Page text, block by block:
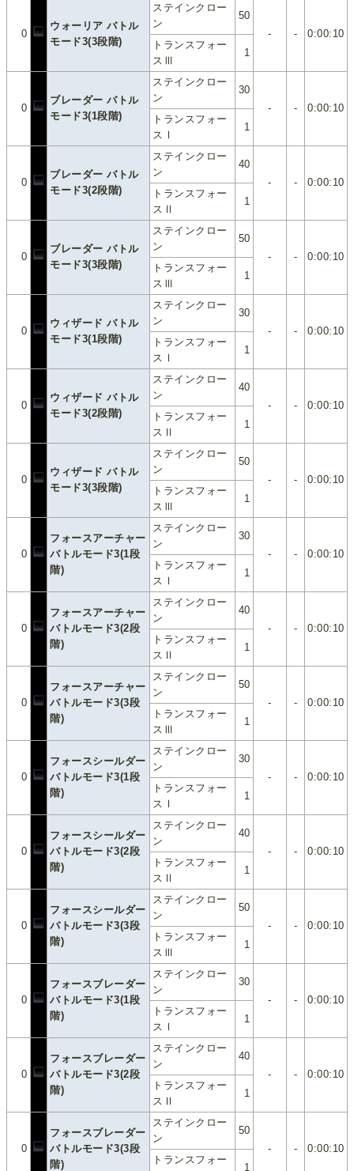
0
ウォーリア バトル
モード3(3段階)
ステインクロー
ン
50
-
-
0:00:10
トランスフォー
スⅢ
1
0
ブレーダー バトル
モード3(1段階)
ステインクロー
ン
30
-
-
0:00:10
トランスフォー
スⅠ
1
0
ブレーダー バトル
モード3(2段階)
ステインクロー
ン
40
-
-
0:00:10
トランスフォー
スⅡ
1
0
ブレーダー バトル
モード3(3段階)
ステインクロー
ン
50
-
-
0:00:10
トランスフォー
スⅢ
1
0
ウィザード バトル
モード3(1段階)
ステインクロー
ン
30
-
-
0:00:10
トランスフォー
スⅠ
1
0
ウィザード バトル
モード3(2段階)
ステインクロー
ン
40
-
-
0:00:10
トランスフォー
スⅡ
1
0
ウィザード バトル
モード3(3段階)
ステインクロー
ン
50
-
-
0:00:10
トランスフォー
スⅢ
1
0
フォースアーチャー
バトルモード3(1段
階)
ステインクロー
ン
30
-
-
0:00:10
トランスフォー
スⅠ
1
0
フォースアーチャー
バトルモード3(2段
階)
ステインクロー
ン
40
-
-
0:00:10
トランスフォー
スⅡ
1
0
フォースアーチャー
バトルモード3(3段
階)
ステインクロー
ン
50
-
-
0:00:10
トランスフォー
スⅢ
1
0
フォースシールダー
バトルモード3(1段
階)
ステインクロー
ン
30
-
-
0:00:10
トランスフォー
スⅠ
1
0
フォースシールダー
バトルモード3(2段
階)
ステインクロー
ン
40
-
-
0:00:10
トランスフォー
スⅡ
1
0
フォースシールダー
バトルモード3(3段
階)
ステインクロー
ン
50
-
-
0:00:10
トランスフォー
スⅢ
1
0
フォースブレーダー
バトルモード3(1段
階)
ステインクロー
ン
30
-
-
0:00:10
トランスフォー
スⅠ
1
0
フォースブレーダー
バトルモード3(2段
階)
ステインクロー
ン
40
-
-
0:00:10
トランスフォー
スⅡ
1
0
フォースブレーダー
バトルモード3(3段
階)
ステインクロー
ン
50
-
-
0:00:10
トランスフォー
1